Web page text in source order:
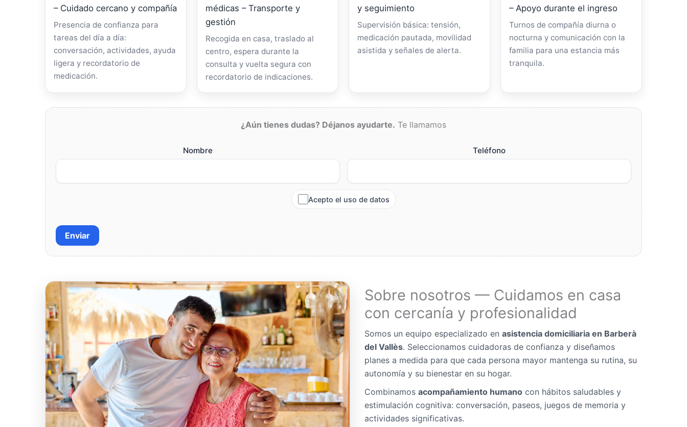
– Cuidado cercano y compañía
Presencia de confianza para
tareas del día a día:
conversación, actividades, ayuda
ligera y recordatorio de
medicación.
médicas – Transporte y
gestión
Recogida en casa, traslado al
centro, espera durante la
consulta y vuelta segura con
recordatorio de indicaciones.
y seguimiento
Supervisión básica: tensión,
medicación pautada, movilidad
asistida y señales de alerta.
– Apoyo durante el ingreso
Turnos de compañía diurna o
nocturna y comunicación con la
familia para una estancia más
tranquila.
¿Aún tienes dudas? Déjanos ayudarte. Te llamamos
Nombre Teléfono
Acepto el uso de datos
Enviar
Sobre nosotros — Cuidamos en casa
con cercanía y profesionalidad
Somos un equipo especializado enasistencia domiciliaria en Barberà
del Vallès. Seleccionamos cuidadoras de confianza y diseñamos
planes a medida para que cada persona mayor mantenga su rutina, su
autonomía y su bienestar en su hogar.
Combinamosacompañamiento humano con hábitos saludables y
estimulación cognitiva: conversación, paseos, juegos de memoria y
actividades significativas.